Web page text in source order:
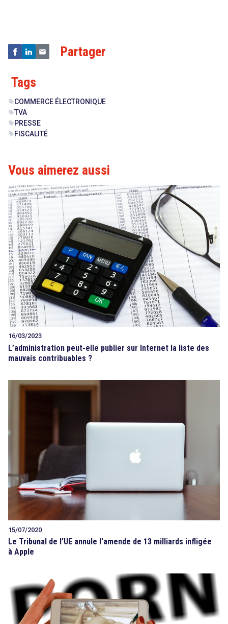
Partager
Tags
sellCOMMERCE ÉLECTRONIQUE
sellTVA
sell PRESSE
sell FISCALITÉ
Vous aimerez aussi
16/03/2023
L’administration peut-elle publier sur Internet la liste des
mauvais contribuables ?
15/07/2020
Le Tribunal de l’UE annule l’amende de 13 milliards infligée
à Apple